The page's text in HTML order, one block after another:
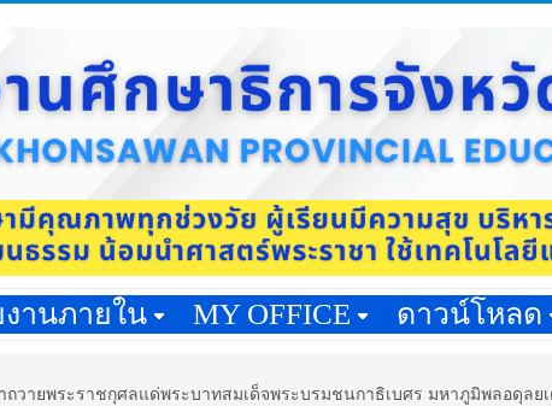
านภายใน MY OFFICE ดาวน์โหลด
ถวายพระราชกุศลแด่พระบาทสมเด็จพระบรมชนกาธิเบศร มหาภูมิพลอดุ